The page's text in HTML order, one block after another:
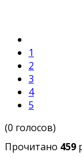
1
2
3
4
5
(0 голосов)
Прочитано 459